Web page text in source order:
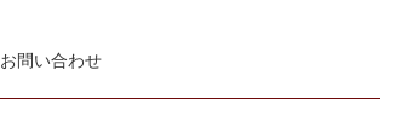
お問い合わせ